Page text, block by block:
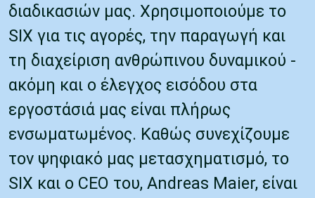
διαδικασιών μας. Χρησιμοποιούμε το
SIX για τις αγορές, την παραγωγή και
τη διαχείριση ανθρώπινου δυναμικού -
ακόμη και ο έλεγχος εισόδου στα
εργοστάσιά μας είναι πλήρως
ενσωματωμένος. Καθώς συνεχίζουμε
τον ψηφιακό μας μετασχηματισμό, το
SIX και ο CEO του, Andreas Maier, είναι